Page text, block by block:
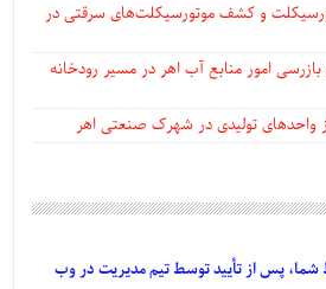
موتورسیکلت و کشف موتورسیکلت‌های سرقتی در
امور منابع آب اهر در مسیر رودخانه
واحدهای تولیدی در شهرک صنعتی اهر
شما، پس ازتأییدتوسط تیم مدیریت در وب